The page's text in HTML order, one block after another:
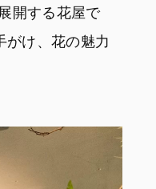
開する花屋で
がけ、花の魅力